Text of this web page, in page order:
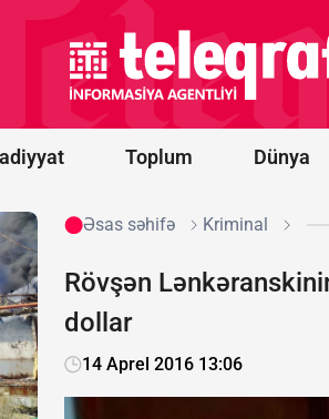
Toplum Dünya
prosesi
artıq
praktiki
nəticələr
mərhələsinə
RƏY
Əsas səhifə Kriminal
Rövşən
dollar
14 Aprel 2016 13:06